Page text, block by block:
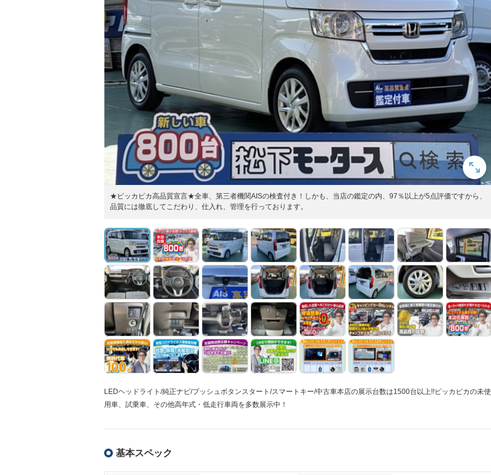
★ピッカピカ高品質宣言★全車、第三者機関AISの検査付き！しかも、当店の鑑定の内、97％以上が5点評価ですから、
品質には徹底してこだわり、仕入れ、管理を行っております。
LEDヘッドライト/純正ナビ/プッシュボタンスタート/スマートキー/中古車本店の展示台数は1500台以上!!ピッカピカの未使
用車、試乗車、その他高年式・低走行車両を多数展示中！
基本スペック